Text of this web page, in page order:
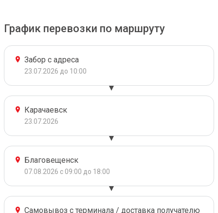
График перевозки по маршруту
Забор с адреса
23.07.2026 до 10:00
Карачаевск
23.07.2026
Благовещенск
07.08.2026 с 09:00 до 18:00
Самовывоз с терминала / доставка получателю